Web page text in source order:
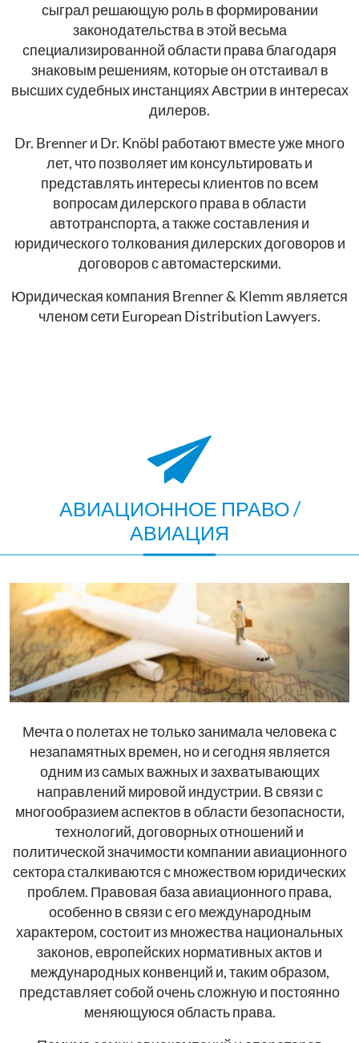
сыграл решающую роль в формировании
законодательства в этой весьма
специализированной области права благодаря
знаковым решениям, которые он отстаивал в
высших судебных инстанциях Австрии в интересах
дилеров.
Dr. Brenner и Dr. Knöbl работают вместе уже много
лет, что позволяет им консультировать и
представлять интересы клиентов по всем
вопросам дилерского права в области
автотранспорта, а также составления и
юридического толкования дилерских договоров и
договоров с автомастерскими.
Юридическая компания Brenner & Klemm является
членом сети European Distribution Lawyers.
АВИАЦИОННОЕ ПРАВО /
АВИАЦИЯ
Мечта о полетах не только занимала человека с
незапамятных времен, но и сегодня является
одним из самых важных и захватывающих
направлений мировой индустрии. В связи с
многообразием аспектов в области безопасности,
технологий, договорных отношений и
политической значимости компании авиационного
сектора сталкиваются с множеством юридических
проблем. Правовая база авиационного права,
особенно в связи с его международным
характером, состоит из множества национальных
законов, европейских нормативных актов и
международных конвенций и, таким образом,
представляет собой очень сложную и постоянно
меняющуюся область права.